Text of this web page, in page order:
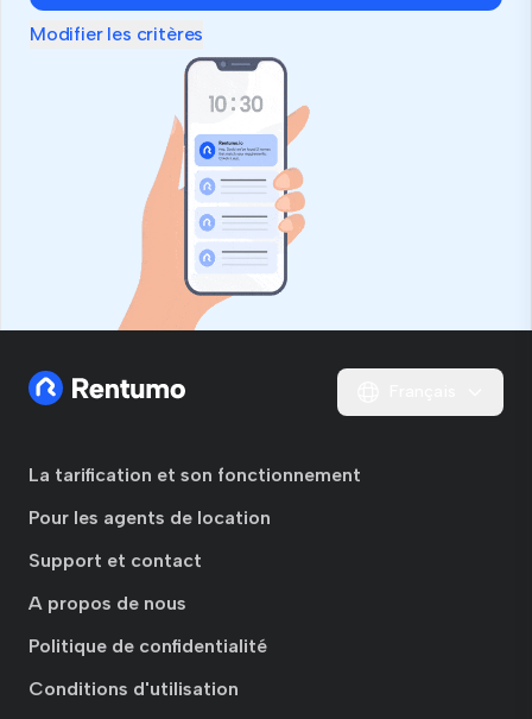
Modifier les critères
La tarification et son fonctionnement
Pour les agents de location
Support et contact
A propos de nous
Politique de confidentialité
Conditions d'utilisation